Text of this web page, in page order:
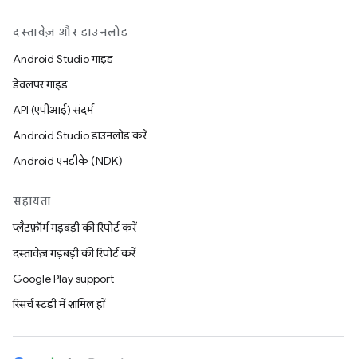
दस्तावेज़ और डाउनलोड
Android Studio गाइड
डेवलपर गाइड
API (एपीआई) संदर्भ
Android Studio डाउनलोड करें
Android एनडीके (NDK)
सहायता
प्लैटफ़ॉर्म गड़बड़ी की रिपोर्ट करें
दस्तावेज़ गड़बड़ी की रिपोर्ट करें
Google Play support
रिसर्च स्टडी में शामिल हों